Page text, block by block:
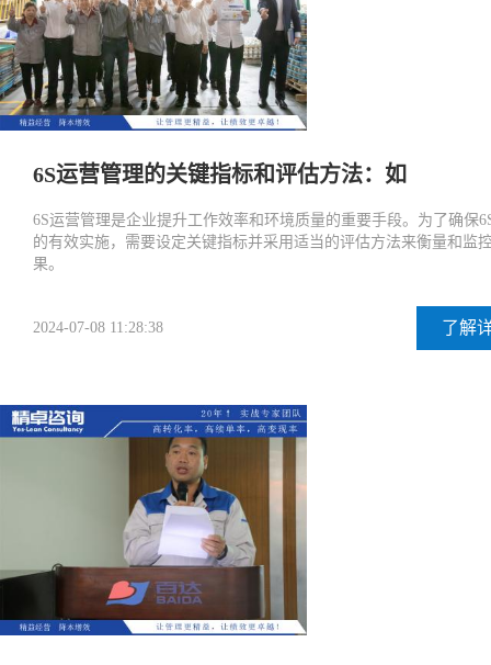
6S运营管理的关键指标和评估方法：如
6S运营管理是企业提升工作效率和环境质量的重要手段。为了确保
的有效实施，需要设定关键指标并采用适当的评估方法来衡量和监
果。
2024-07-08 11:28:38 了解